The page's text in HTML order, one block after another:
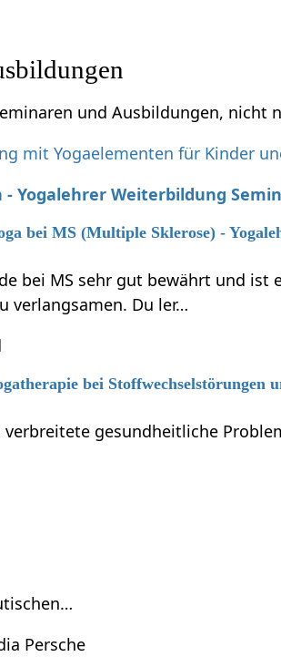
und Ausbildungen, nicht
mit Yogaelementen für Kinder
- Yogalehrer Weiterbildung
bei MS (Multiple Sklerose) -
bei MS sehr gut bewährt und
verlangsamen. Du ler…
bei Stoffwechselstörungen
verbreitete gesundheitliche
Persche